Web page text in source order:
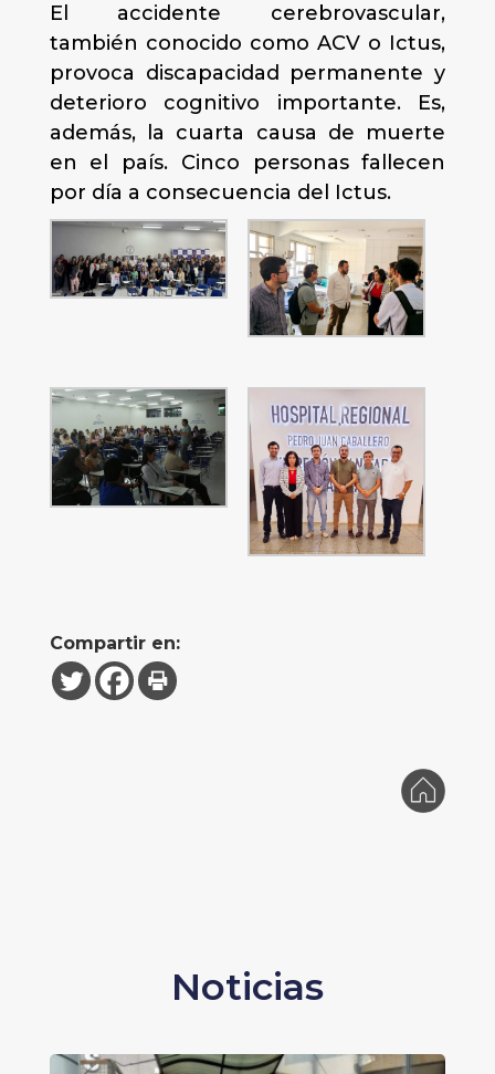
El accidente cerebrovascular,
también conocido como ACV o Ictus,
provoca discapacidad permanente y
deterioro cognitivo importante. Es,
además, la cuarta causa de muerte
en el país. Cinco personas fallecen
por día a consecuencia del Ictus.
Compartir en:
Noticias